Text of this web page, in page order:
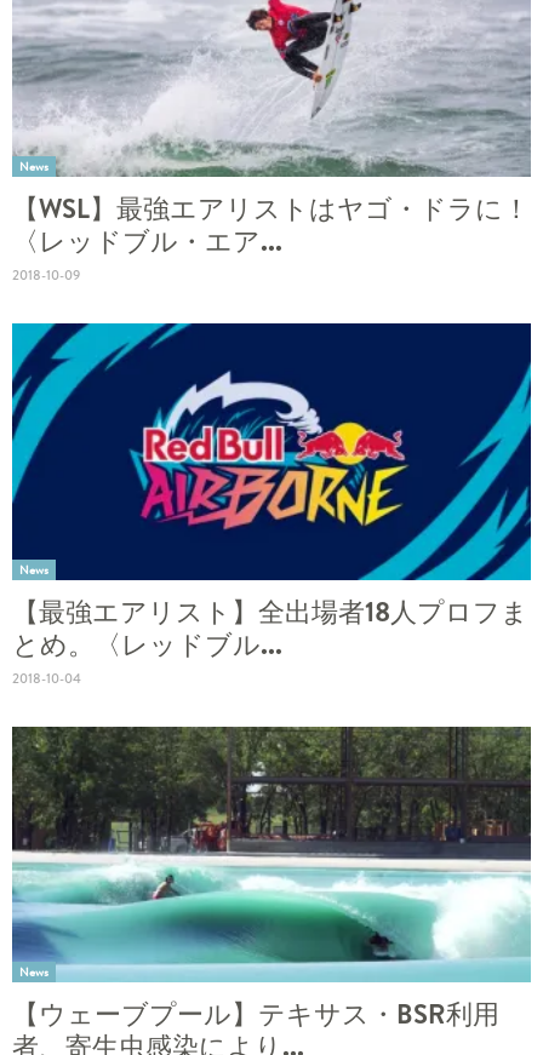
News
【WSL】最強エアリストはヤゴ・ドラに！
〈レッドブル・エア...
2018-10-09
News
【最強エアリスト】全出場者18人プロフま
とめ。〈レッドブル...
2018-10-04
News
【ウェーブプール】テキサス・BSR利用
者、寄生虫感染により...